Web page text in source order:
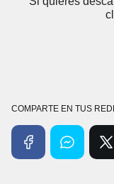
COMPARTE EN TUS